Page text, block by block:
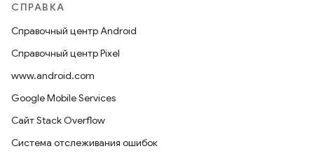
СПРАВКА
Справочный центр Android
Справочный центр Pixel
www.android.com
Google Mobile Services
Сайт Stack Overflow
Система отслеживания ошибок